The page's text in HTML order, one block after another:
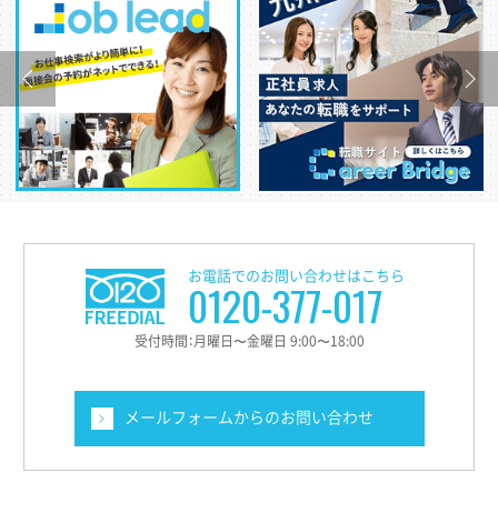
お電話でのお問い合わせはこちら
0120-377-017
受付時間：月曜日〜金曜日 9:00〜18:00